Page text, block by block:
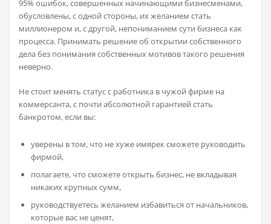
95% ошибок, совершенных начинающими бизнесменами,
обусловлены, с одной стороны, их желанием стать
миллионером и, с другой, непониманием сути бизнеса как
процесса. Принимать решение об открытии собственного
дела без понимания собственных мотивов такого решения
неверно.
Не стоит менять статус с работника в чужой фирме на
коммерсанта, с почти абсолютной гарантией стать
банкротом, если вы:
уверены в том, что не хуже имярек сможете руководить
фирмой,
полагаете, что сможете открыть бизнес, не вкладывая
никаких крупных сумм,
руководствуетесь желанием избавиться от начальников,
которые вас не ценят,